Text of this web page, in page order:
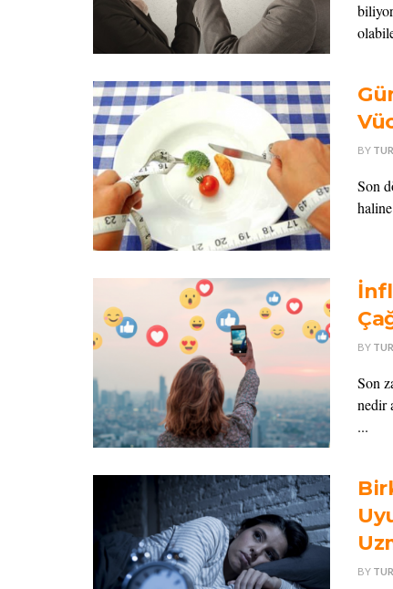
BY
Son
BY
Son
nedir
...
BY